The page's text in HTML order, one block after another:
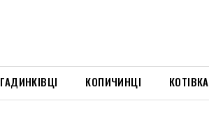
ГАДИНКІВЦІ КОПИЧИНЦІ КОТІВКА